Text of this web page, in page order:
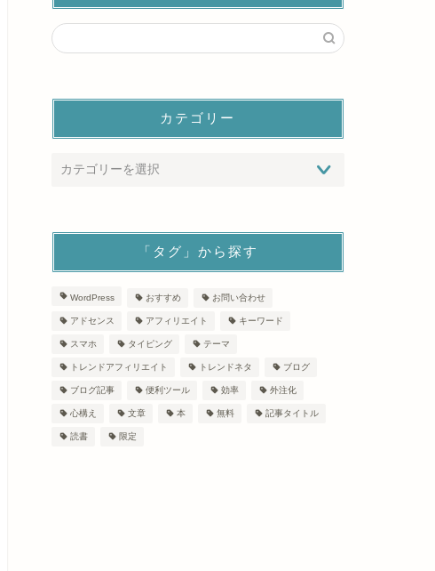
カテゴリー
「タグ」から探す
WordPress おすすめ お問い合わせ
アドセンス アフィリエイト キーワード
スマホ タイピング テーマ
トレンドアフィリエイト トレンドネタ ブログ
ブログ記事 便利ツール 効率 外注化
心構え 文章 本 無料 記事タイトル
読書 限定